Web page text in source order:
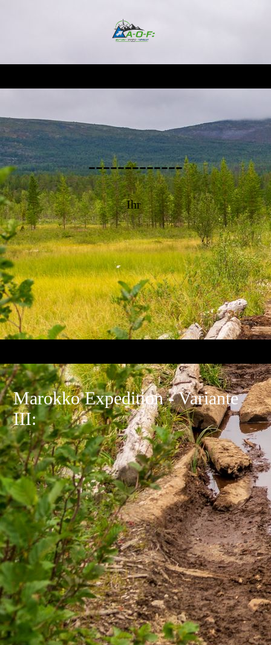
-------------
Ihr
Marokko Expedition - Variante
III: